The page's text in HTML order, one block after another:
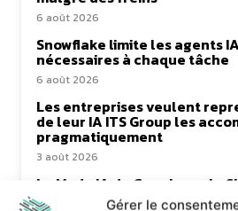
Gérer le
6 août 2026
Snowflake limite les agents
nécessaires à chaque tâche
6 août 2026
Les entreprises veulent
de leur IA ITS Group les
pragmatiquement
3 août 2026
Le Mode IA de Google, ou le
plus besoin de l’ombre